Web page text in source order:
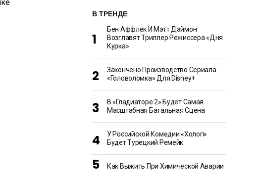
В ТРЕНДЕ
Бен Аффлек И Мэтт Дэймон
Возглавят Триллер Режиссера «Дня
Курка»
Закончено Производство Сериала
«Головоломка» Для Disney+
В «Гладиаторе 2» Будет Самая
Масштабная Батальная Сцена
У Российской Комедии «Холоп»
Будет Турецкий Ремейк
Как Выжить При Химической Аварии